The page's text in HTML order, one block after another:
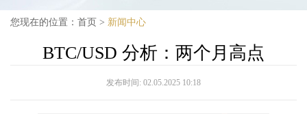
您现在的位置： 首页 > 新闻中心
BTC/USD 分析：两个月高点
发布时间: 02.05.2025 10:18